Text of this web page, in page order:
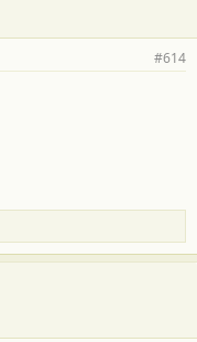
#614